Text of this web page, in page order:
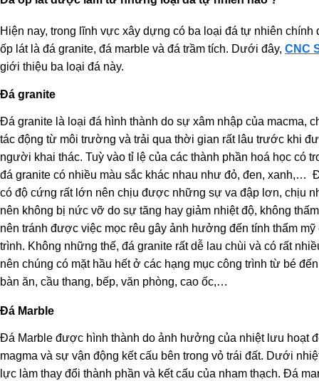
Hiện nay, trong lĩnh vực xây dựng có ba loại đá tự nhiên chính
ốp lát là đá granite, đá marble và đá trầm tích. Dưới đây, CNC
giới thiệu ba loại đá này.
Đá granite
Đá granite là loại đá hình thành do sự xâm nhập của macma,
tác động từ môi trường và trải qua thời gian rất lâu trước khi
người khai thác. Tuỳ vào tỉ lệ của các thành phần hoá học có
đá granite có nhiều màu sắc khác nhau như đỏ, đen, xanh,…
có độ cứng rất lớn nên chịu được những sự va đập lơn, chịu
nên không bị nức vỡ do sự tăng hay giảm nhiệt độ, không
nên tránh được việc mọc rêu gây ảnh hưởng đến tính thẩm mỹ
trình. Không những thế, đá granite rất dễ lau chùi và có rất
nên chúng có mặt hầu hết ở các hạng mục công trình từ bé
bàn ăn, cầu thang, bếp, văn phòng, cao ốc,…
Đá Marble
Đá Marble được hình thành do ảnh hưởng của nhiệt lưu hoạt
magma và sự vận động kết cấu bên trong vỏ trái đất. Dưới
lực làm thay đổi thành phần và kết cấu của nham thạch. Đá